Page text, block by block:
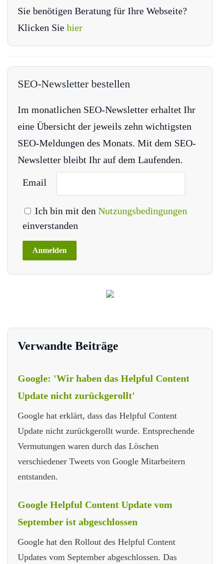
Sie benötigen Beratung für Ihre Webseite?
Klicken Sie hier
SEO-Newsletter bestellen
Im monatlichen SEO-Newsletter erhaltet Ihr
eine Übersicht der jeweils zehn wichtigsten
SEO-Meldungen des Monats. Mit dem SEO-
Newsletter bleibt Ihr auf dem Laufenden.
Email
Ich bin mit den Nutzungsbedingungen
einverstanden
Verwandte Beiträge
Google: 'Wir haben das Helpful Content
Update nicht zurückgerollt'
Google hat erklärt, dass das Helpful Content
Update nicht zurückgerollt wurde. Entsprechende
Vermutungen waren durch das Löschen
verschiedener Tweets von Google Mitarbeitern
entstanden.
Google Helpful Content Update vom
September ist abgeschlossen
Google hat den Rollout des Helpful Content
Updates vom September abgeschlossen. Das